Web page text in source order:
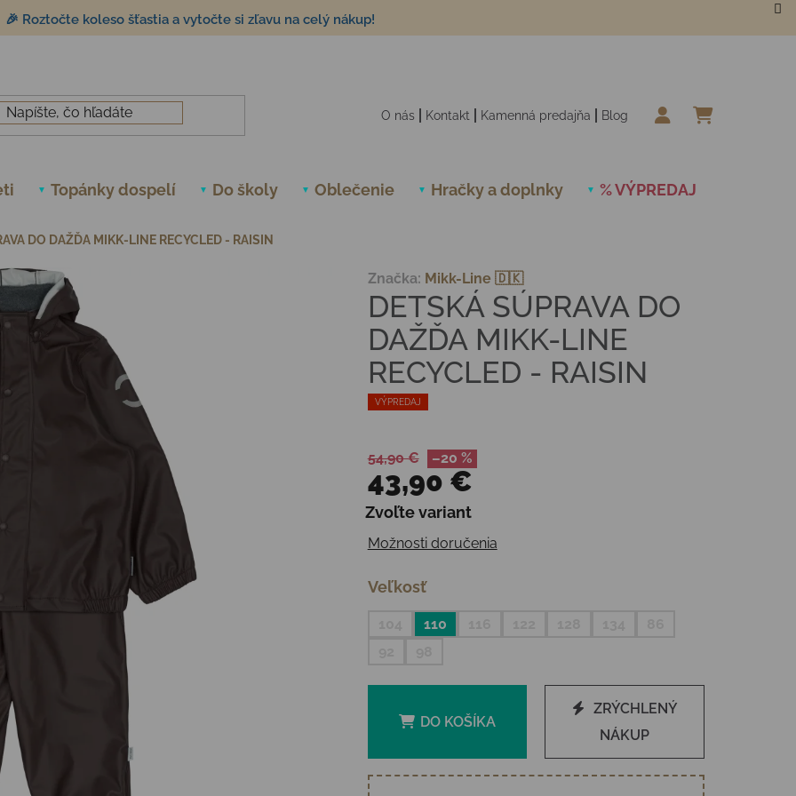
🎉 Roztočte koleso šťastia a vytočte si zľavu na celý nákup!
O nás Kontakt Kamenná predajňa Blog
Topánky dospelí Do školy Oblečenie Hračky a doplnky % VÝPREDAJ
DO DAŽĎA MIKK-LINE RECYCLED - RAISIN
VÝPREDAJ
DETSKÁ SÚPRAVA DO
DAŽĎA MIKK-LINE
RECYCLED - RAISIN
Značka: Mikk-Line 🇩🇰
54,90 € –20 %
43,90 €
Jednotková cena:
Zvoľte variant
Možnosti doručenia
Veľkosť
110
DO KOŠÍKA
ZRÝCHLENÝ
NÁKUP